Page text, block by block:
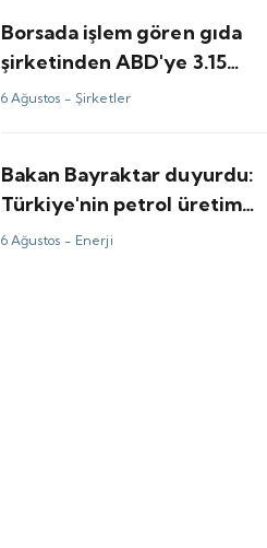
Borsada işlem gören gıda
şirketinden ABD'ye 3.15
milyon dolarlık satış
6 Ağustos - Şirketler
Bakan Bayraktar duyurdu:
Türkiye'nin petrol üretim
üssünde yeni rekor
6 Ağustos - Enerji